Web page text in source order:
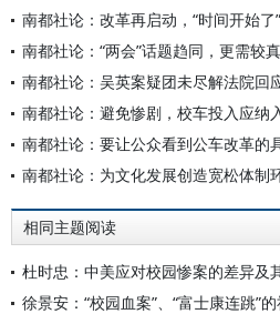
南都社论：改革再启动，“时间开始了”
南都社论：“两会”话题趋同，更需较
南都社论：吴英案疑团未尽解法院回
南都社论：避免惨剧，校车投入应纳
南都社论：要让公众看到公车改革的
南都社论：为文化发展创造宽松体制
相同主题阅读
杜时忠：中美应对校园惨案的差异及
徐景安：“校园血案”、“富士康连跳”